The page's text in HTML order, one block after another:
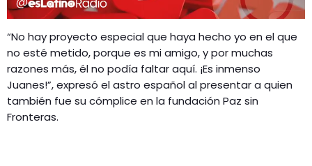
“No hay proyecto especial que haya hecho yo en el que
no esté metido, porque es mi amigo, y por muchas
razones más, él no podía faltar aquí. ¡Es inmenso
Juanes!”, expresó el astro español al presentar a quien
también fue su cómplice en la fundación Paz sin
Fronteras.